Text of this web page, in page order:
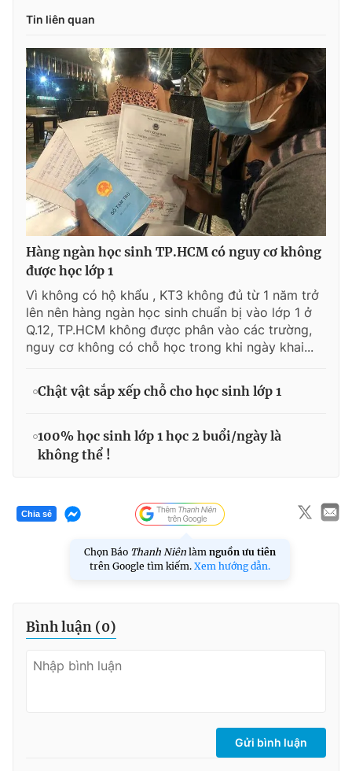
Tin liên quan
Hàng ngàn học sinh TP.HCM có nguy cơ không
được học lớp 1
Vì không có hộ khẩu , KT3 không đủ từ 1 năm trở
lên nên hàng ngàn học sinh chuẩn bị vào lớp 1 ở
Q.12, TP.HCM không được phân vào các trường,
nguy cơ không có chỗ học trong khi ngày khai...
Chật vật sắp xếp chỗ cho học sinh lớp 1
100% học sinh lớp 1 học 2 buổi/ngày là
không thể !
Chia sẻ
Chọn Báo Thanh Niên làm nguồn ưu tiên
trên Google tìm kiếm. Xem hướng dẫn.
Bình luận (0)
Gửi bình luận